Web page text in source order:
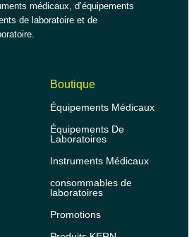
médicaux, d’équipements
de laboratoire et de
Boutique
Équipements Médicaux
Équipements De
Laboratoires
Instruments Médicaux
consommables de
laboratoires
Promotions